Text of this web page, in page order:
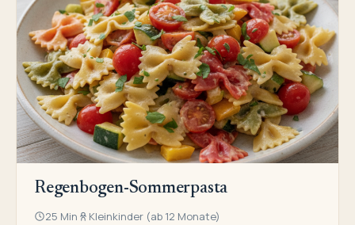
Regenbogen-Sommerpasta
25 Min Kleinkinder (ab 12 Monate)